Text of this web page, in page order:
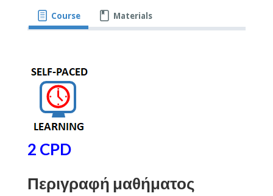
Course Materials
2 CPD
Περιγραφή μαθήματος